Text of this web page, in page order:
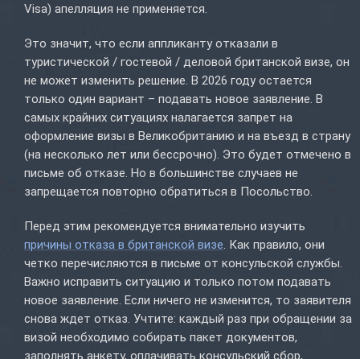
Visa) апелляция не применяется.
Это значит, что если аппликанту отказали в
туристической / гостевой / деловой британской визе, он
не может изменить решение. В 2026 году остается
только один вариант – подавать новое заявление. В
самых крайних ситуациях налагается запрет на
оформление визы в Великобританию и на въезд в страну
(на несколько лет или бессрочно). Это будет отмечено в
письме об отказе. Но в большинстве случаев не
запрещается повторно обратиться в Посольство.
Перед этим рекомендуется внимательно изучить
причины отказа в британской визе. Как правило, они
четко перечисляются в письме от консульской службы.
Важно исправить ситуацию и только потом подавать
новое заявление. Если ничего не изменится, то заявителя
снова ждет отказ. Учтите: каждый раз при обращении за
визой необходимо собирать пакет документов,
заполнять анкету, оплачивать консульский сбор,